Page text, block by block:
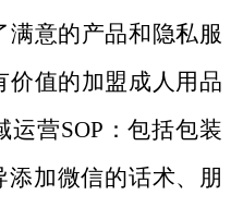
满意的产品和隐私服
价值的加盟成人用品
营SOP：包括包装
添加微信的话术、朋